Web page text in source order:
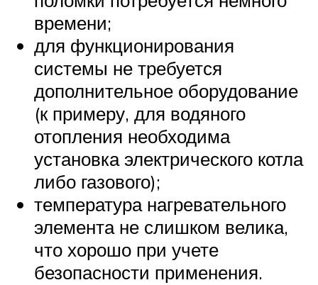
времени;
для функционирования
системы не требуется
дополнительное оборудование
(к примеру, для водяного
отопления необходима
установка электрического котла
либо газового);
температура нагревательного
элемента не слишком велика,
что хорошо при учете
безопасности применения.